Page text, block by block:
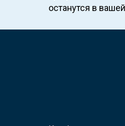
останутся в